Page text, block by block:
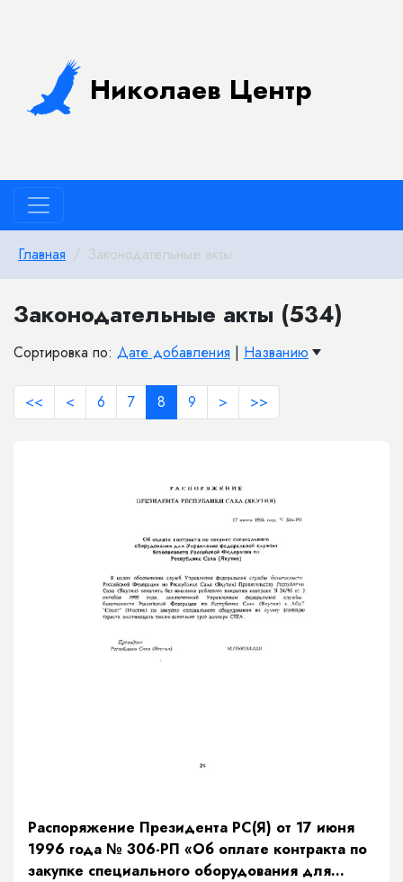
Николаев Центр
Главная Законодательные акты
Законодательные акты (534)
Сортировка по: Дате добавления | Названию
<< < 6 7 8 9 > >>
Распоряжение Президента РС(Я) от 17 июня
1996 года № 306-РП «Об оплате контракта по
закупке специального оборудования для